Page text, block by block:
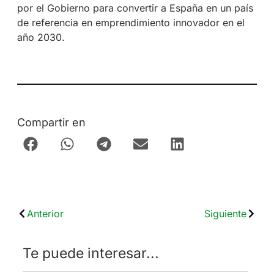
por el Gobierno para convertir a España en un país
de referencia en emprendimiento innovador en el
año 2030.
Compartir en
Anterior Siguiente
Te puede interesar...